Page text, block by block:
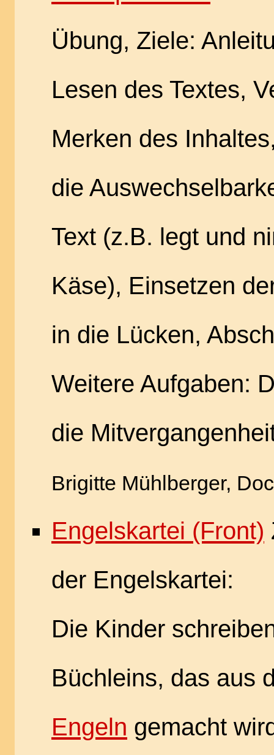
Übung, Ziele:
Lesen des Textes,
Merken des
die
Text (z.B. legt und
Käse), Einsetzen
in die Lücken,
Weitere Aufgaben:
die
Brigitte Mühlberger,
Engelskartei (Front)
der Engelskartei:
Die Kinder
Büchleins, das aus
Engeln gemacht